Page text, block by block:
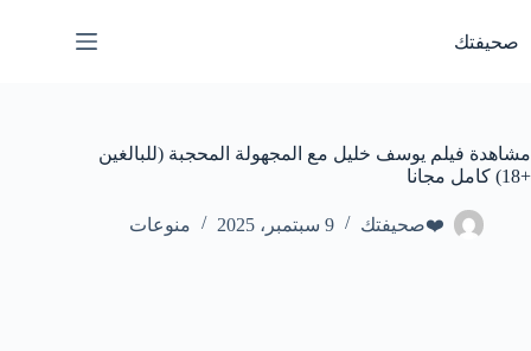
المحتوى
صحيفتك
مشاهدة فيلم يوسف خليل مع المجهولة المحجبة (للبالغين
+18) كامل مجانا
❤️صحيفتك 9 سبتمبر، 2025 منوعات